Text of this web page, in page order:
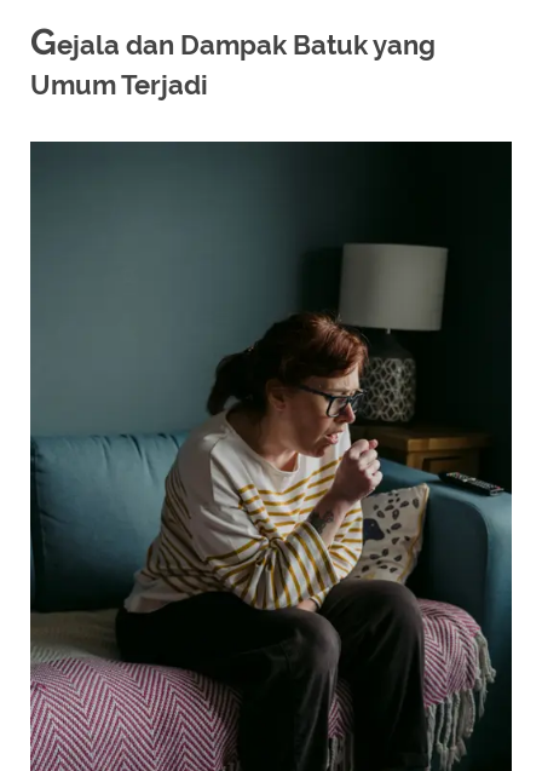
Gejala dan Dampak Batuk yang
Umum Terjadi